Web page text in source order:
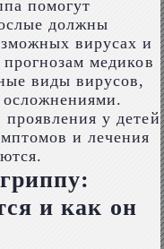
помогут
должны
вирусах и
медиков
виды вирусов,
у детей
и лечения
и как он